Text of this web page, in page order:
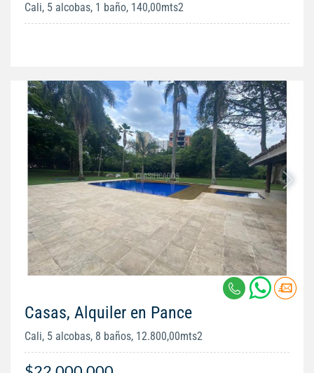
Cali, 5 alcobas, 1 baño, 140,00mts2
Casas, Alquiler en Pance
Cali, 5 alcobas, 8 baños, 12.800,00mts2